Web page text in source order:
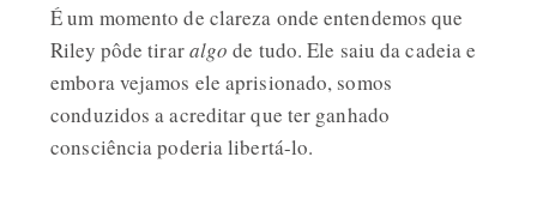
É um momento de clareza onde entendemos que
Riley pôde tiraralgo de tudo. Ele saiu da cadeia e
embora vejamos ele aprisionado, somos
conduzidos a acreditar que ter ganhado
consciência poderia libertá-lo.